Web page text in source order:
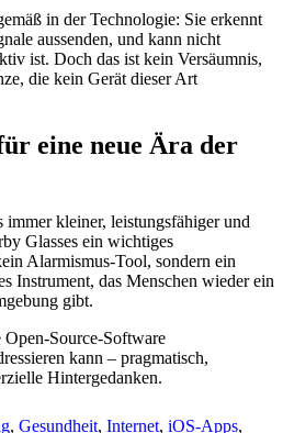
in der Technologie: Sie erkennt
aussenden, und kann nicht
ist. Doch das ist kein Versäumnis,
die kein Gerät dieser Art
eine neue Ära der
kleiner, leistungsfähiger und
Glasses ein wichtiges
Alarmismus‑Tool, sondern ein
Instrument, das Menschen wieder ein
gibt.
kann – pragmatisch,
Hintergedanken.
, Gesundheit, Internet, iOS-Apps,